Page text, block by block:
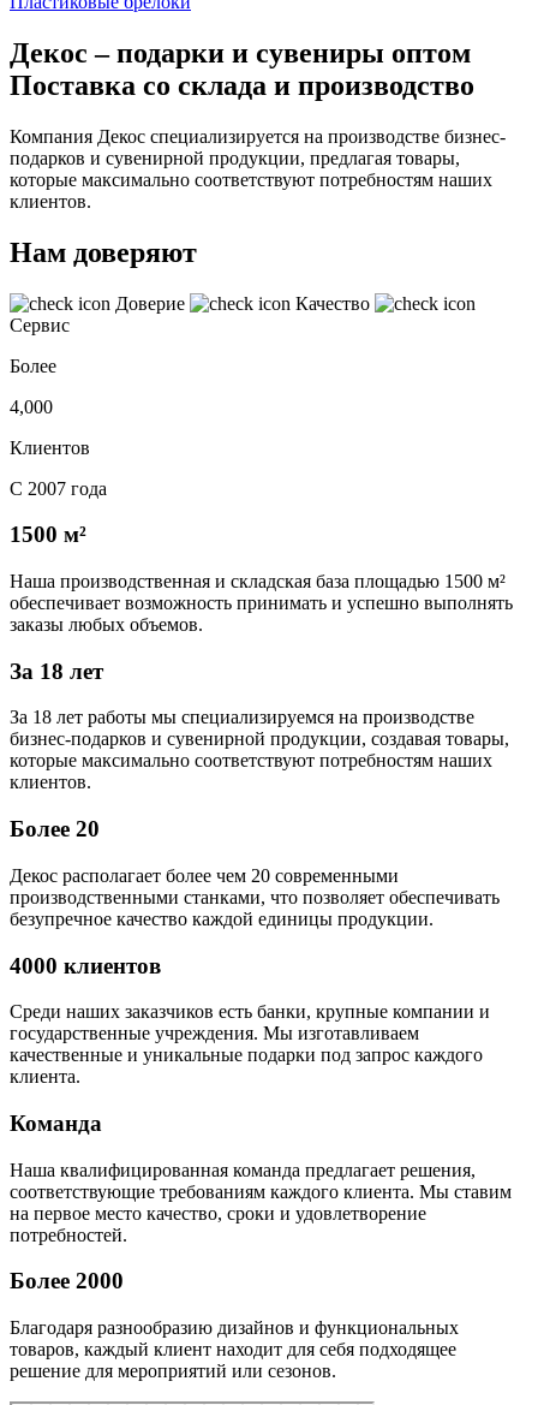
Декос – подарки и сувениры оптом
Поставка со склада и производство
Компания Декос специализируется на производстве бизнес-
подарков и сувенирной продукции, предлагая товары,
которые максимально соответствуют потребностям наших
клиентов.
Нам доверяют
Доверие
Качество
Сервис
Более
4,000
Клиентов
С 2007 года
1500 м²
Наша производственная и складская база площадью 1500 м²
обеспечивает возможность принимать и успешно выполнять
заказы любых объемов.
За 18 лет
За 18 лет работы мы специализируемся на производстве
бизнес-подарков и сувенирной продукции, создавая товары,
которые максимально соответствуют потребностям наших
клиентов.
Более 20
Декос располагает более чем 20 современными
производственными станками, что позволяет обеспечивать
безупречное качество каждой единицы продукции.
4000 клиентов
Среди наших заказчиков есть банки, крупные компании и
государственные учреждения. Мы изготавливаем
качественные и уникальные подарки под запрос каждого
клиента.
Команда
Наша квалифицированная команда предлагает решения,
соответствующие требованиям каждого клиента. Мы ставим
на первое место качество, сроки и удовлетворение
потребностей.
Более 2000
Благодаря разнообразию дизайнов и функциональных
товаров, каждый клиент находит для себя подходящее
решение для мероприятий или сезонов.